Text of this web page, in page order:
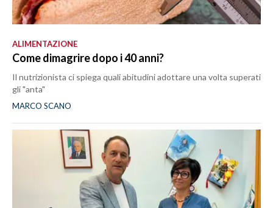
ALIMENTAZIONE
Come dimagrire dopo i 40 anni?
Il nutrizionista ci spiega quali abitudini adottare una volta superati
gli "anta"
MARCO SCANO